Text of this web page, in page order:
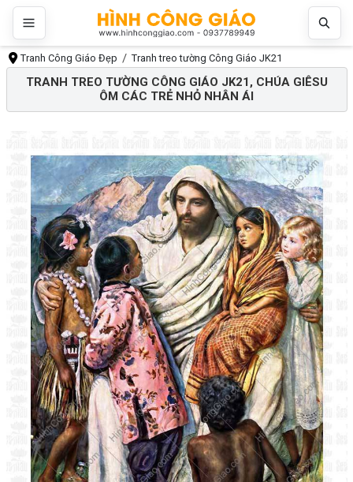
Tranh Công Giáo Đẹp Tranh treo tường Công Giáo JK21
TRANH TREO TƯỜNG CÔNG GIÁO JK21, CHÚA GIÊSU
ÔM CÁC TRẺ NHỎ NHÂN ÁI